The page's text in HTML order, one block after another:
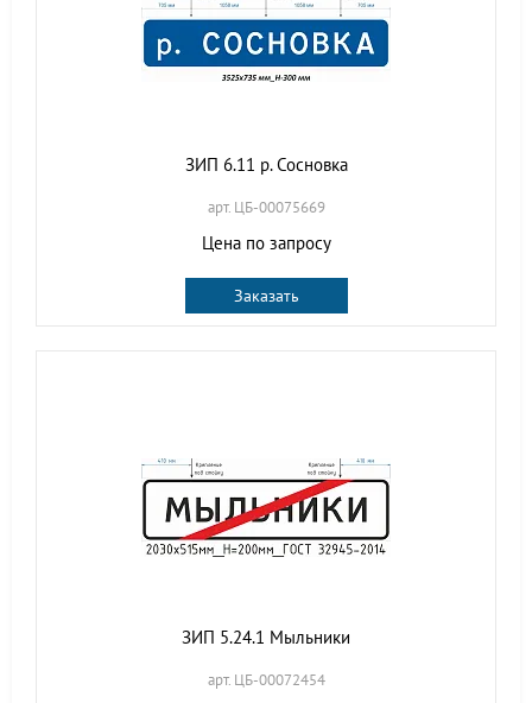
ЗИП 6.11 р. Сосновка
арт. ЦБ-00075669
Цена по запросу
Заказать
ЗИП 5.24.1 Мыльники
арт. ЦБ-00072454